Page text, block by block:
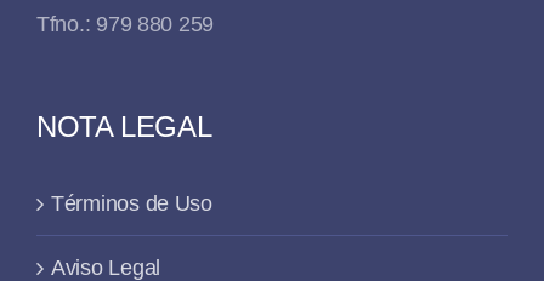
Tfno.: 979 880 259
NOTA LEGAL
Términos de Uso
Aviso Legal